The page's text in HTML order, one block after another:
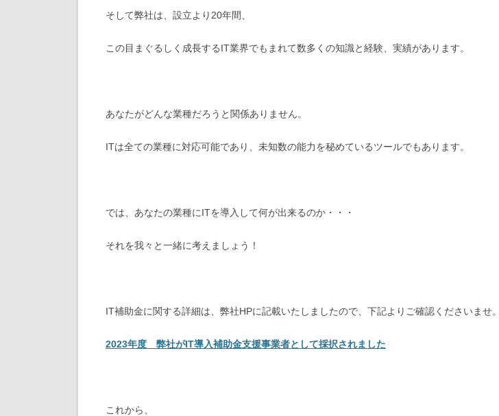
そして弊社は、設立より20年間、
この目まぐるしく成長するIT業界でもまれて数多くの知識と経験、実績があります。
あなたがどんな業種だろうと関係ありません。
ITは全ての業種に対応可能であり、未知数の能力を秘めているツールでもあります。
では、あなたの業種にITを導入して何が出来るのか・・・
それを我々と一緒に考えましょう！
IT補助金に関する詳細は、弊社HPに記載いたしましたので、下記よりご確認くださいませ。
2023年度 弊社がIT導入補助金支援事業者として採択されました
これから、